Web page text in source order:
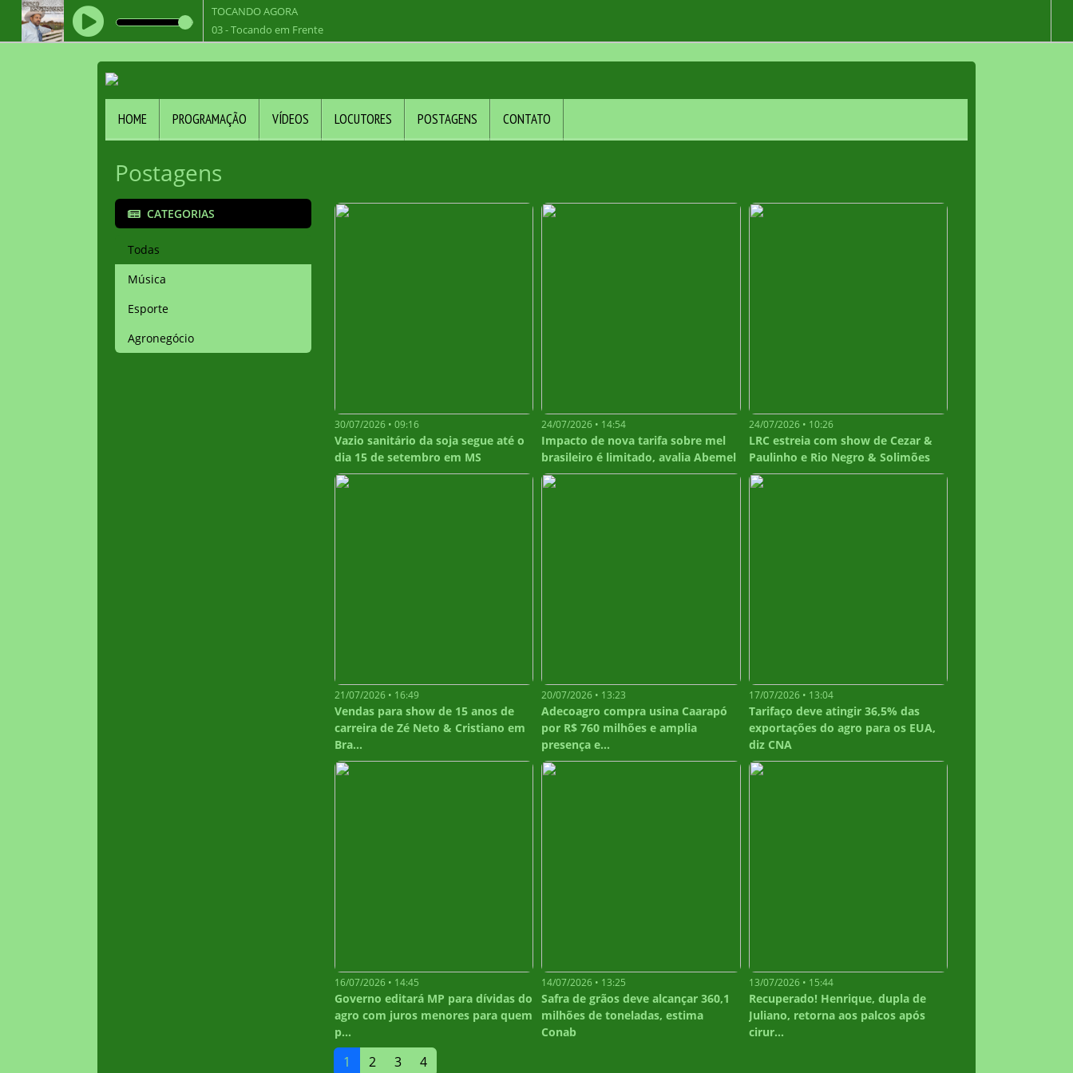
TOCANDO AGORA
03 - Tocando em Frente
HOME PROGRAMAÇÃO VÍDEOS LOCUTORES POSTAGENS CONTATO
Postagens
CATEGORIAS
Todas
Música
Esporte
Agronegócio
30/07/2026 • 09:16
Vazio sanitário da soja segue até o
dia 15 de setembro em MS
24/07/2026 • 14:54
Impacto de nova tarifa sobre mel
brasileiro é limitado, avalia Abemel
24/07/2026 • 10:26
LRC estreia com show de Cezar &
Paulinho e Rio Negro & Solimões
21/07/2026 • 16:49
Vendas para show de 15 anos de
carreira de Zé Neto & Cristiano em
Bra...
20/07/2026 • 13:23
Adecoagro compra usina Caarapó
por R$ 760 milhões e amplia
presença e...
17/07/2026 • 13:04
Tarifaço deve atingir 36,5% das
exportações do agro para os EUA,
diz CNA
16/07/2026 • 14:45
Governo editará MP para dívidas do
agro com juros menores para quem
p...
14/07/2026 • 13:25
Safra de grãos deve alcançar 360,1
milhões de toneladas, estima
Conab
13/07/2026 • 15:44
Recuperado! Henrique, dupla de
Juliano, retorna aos palcos após
cirur...
1 2 3 4